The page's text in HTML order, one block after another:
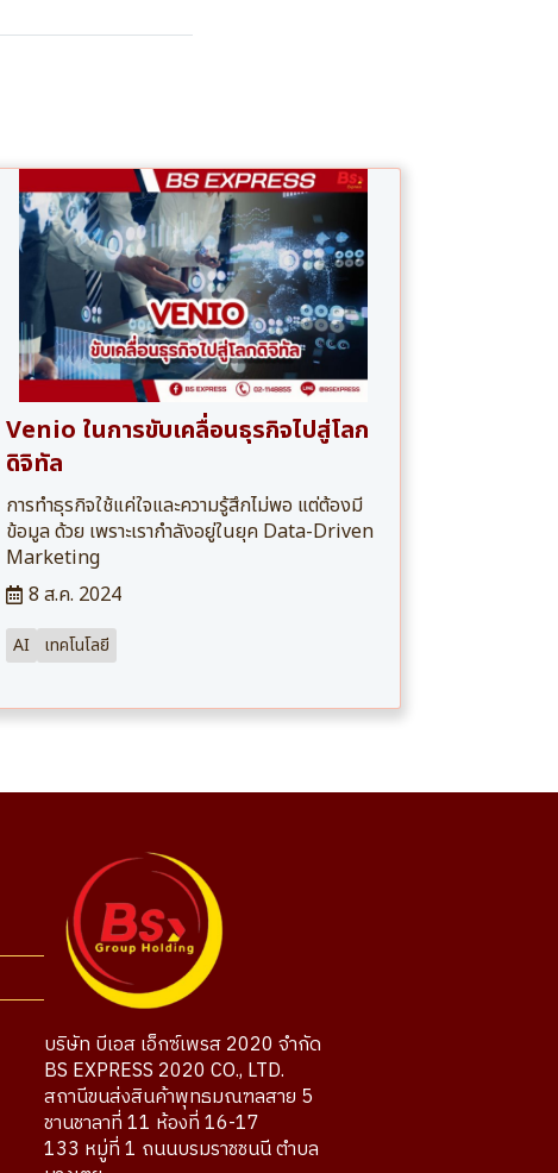
Venio ในการขับเคลื่อนธุรกิจไปสู่โลก
ดิจิทัล
การทำธุรกิจใช้แค่ใจและความรู้สึกไม่พอ แต่ต้องมี
ข้อมูล ด้วย เพราะเรากำลังอยู่ในยุค Data-Driven
Marketing
8 ส.ค. 2024
AI เทคโนโลยี
บริษัท บีเอส เอ็กซ์เพรส 2020 จำกัด
BS EXPRESS 2020 CO., LTD.
สถานีขนส่งสินค้าพุทธมณฑลสาย 5
ชานชาลาที่ 11 ห้องที่ 16-17
133 หมู่ที่ 1 ถนนบรมราชชนนี ตำบล